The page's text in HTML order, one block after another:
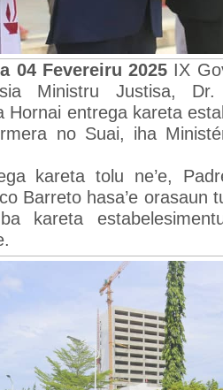
04 Fevereiru 2025 IX
Ministru Justisa,
Hornai entrega kareta
no Suai, iha
kareta tolu ne’e,
Barreto hasa’e orasaun
kareta